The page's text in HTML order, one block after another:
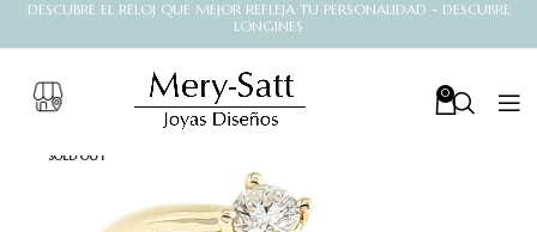
DESCUBRE EL RELOJ QUE MEJOR REFLEJA TU PERSONALIDAD - DESCUBRE
LONGINES
0
SOLD OUT